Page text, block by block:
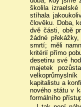
školila
stíhala
člověku. Doba,
dvě části, obě
žádné
smrtí; měli
kritérií přímo
desetinu své
majetek
kapitalistu a
nového státu v
formálního